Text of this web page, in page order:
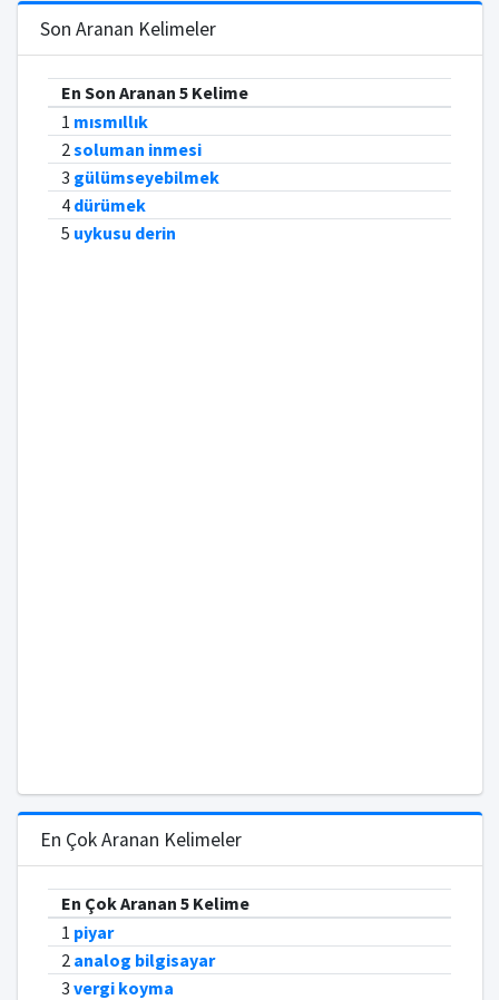
Son Aranan Kelimeler
En Son Aranan 5 Kelime
1 mısmıllık
2soluman inmesi
3 gülümseyebilmek
4 dürümek
5 uykusu derin
En Çok Aranan Kelimeler
En Çok Aranan 5 Kelime
1 piyar
2 analog bilgisayar
3 vergi koyma